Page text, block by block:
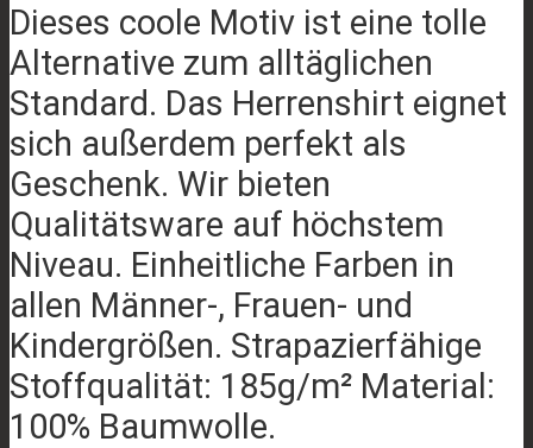
Dieses coole Motiv ist eine tolle
Alternative zum alltäglichen
Standard. Das Herrenshirt eignet
sich außerdem perfekt als
Geschenk. Wir bieten
Qualitätsware auf höchstem
Niveau. Einheitliche Farben in
allen Männer-, Frauen- und
Kindergrößen. Strapazierfähige
Stoffqualität: 185g/m² Material:
100% Baumwolle.